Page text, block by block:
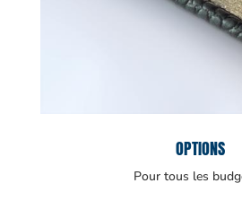
OPTIONS
Pour tous les